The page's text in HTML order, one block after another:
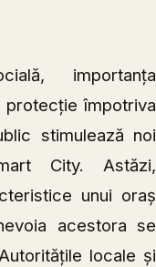
importanța
împotriva
stimulează noi
City. Astăzi,
unui oraș
acestora se
locale și